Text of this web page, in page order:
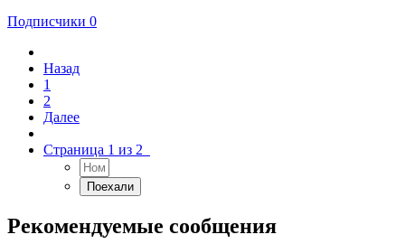
Подписчики 0
Назад
1
2
Далее
Страница 1 из 2
Рекомендуемые сообщения